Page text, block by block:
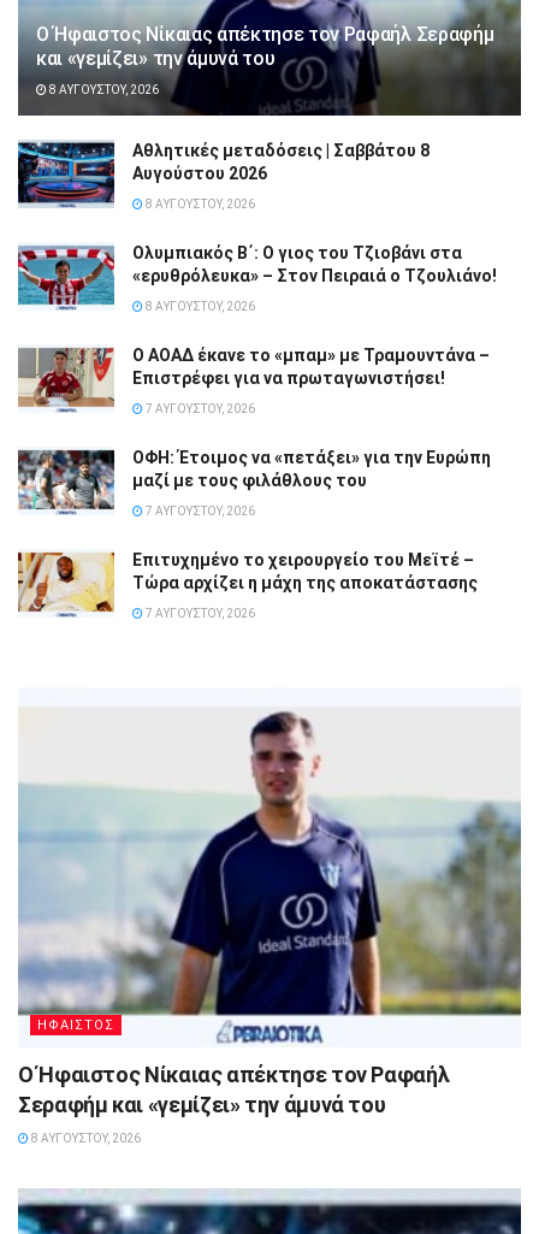
Ο Ήφαιστος Νίκαιας απέκτησε τον Ραφαήλ Σεραφήμ
και «γεμίζει» την άμυνά του
8 ΑΥΓΟΎΣΤΟΥ, 2026
Αθλητικές μεταδόσεις | Σαββάτου 8
Αυγούστου 2026
8 ΑΥΓΟΎΣΤΟΥ, 2026
Ολυμπιακός Β΄: Ο γιος του Τζιοβάνι στα
«ερυθρόλευκα» – Στον Πειραιά ο Τζουλιάνο!
8 ΑΥΓΟΎΣΤΟΥ, 2026
Ο ΑΟΑΔ έκανε το «μπαμ» με Τραμουντάνα –
Επιστρέφει για να πρωταγωνιστήσει!
7 ΑΥΓΟΎΣΤΟΥ, 2026
ΟΦΗ: Έτοιμος να «πετάξει» για την Ευρώπη
μαζί με τους φιλάθλους του
7 ΑΥΓΟΎΣΤΟΥ, 2026
Επιτυχημένο το χειρουργείο του Μεϊτέ –
Τώρα αρχίζει η μάχη της αποκατάστασης
7 ΑΥΓΟΎΣΤΟΥ, 2026
ΗΦΑΙΣΤΟΣ
Ο Ήφαιστος Νίκαιας απέκτησε τον Ραφαήλ
Σεραφήμ και «γεμίζει» την άμυνά του
8 ΑΥΓΟΎΣΤΟΥ, 2026